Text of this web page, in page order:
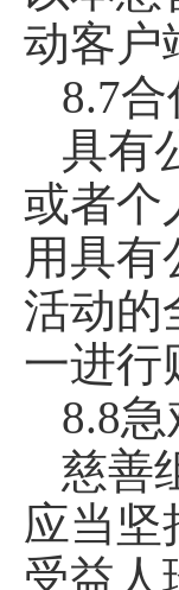
动客户
8.7
具有
或者个
用具
活动的
一进行
8.8
慈善
应当坚
受益人